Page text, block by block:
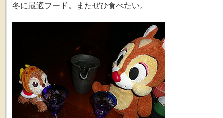
冬に最適フード。またぜひ食べたい。